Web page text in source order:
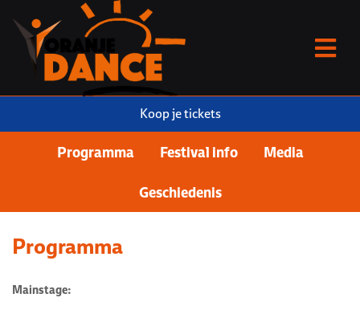
Privacy statement
Sponsoring
Instagram YouTube
Koop je tickets
Programma Festival info Media
Geschiedenis
Programma
Mainstage: